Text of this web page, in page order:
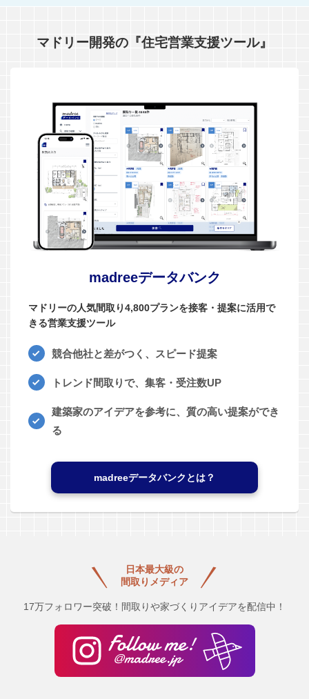
マドリー開発の『住宅営業支援ツール』
madreeデータバンク
マドリーの人気間取り4,800プランを接客・提案に活用で
きる営業支援ツール
競合他社と差がつく、スピード提案
トレンド間取りで、集客・受注数UP
建築家のアイデアを参考に、質の高い提案ができ
る
madreeデータバンクとは？
日本最大級の
間取りメディア
17万フォロワー突破！間取りや家づくりアイデアを配信中！